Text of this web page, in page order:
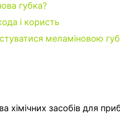
губка?
і користь
меламіновою
хімічних засобів для